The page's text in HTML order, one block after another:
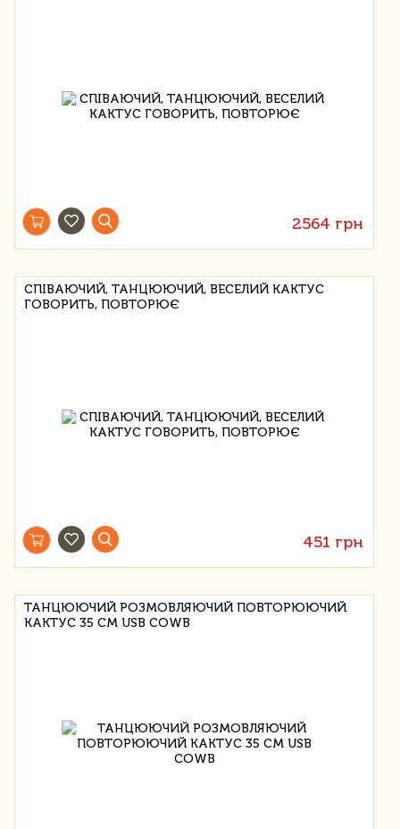
2564 грн
СПІВАЮЧИЙ, ТАНЦЮЮЧИЙ, ВЕСЕЛИЙ КАКТУС
ГОВОРИТЬ, ПОВТОРЮЄ
451 грн
ТАНЦЮЮЧИЙ РОЗМОВЛЯЮЧИЙ ПОВТОРЮЮЧИЙ
КАКТУС 35 СМ USB COWB